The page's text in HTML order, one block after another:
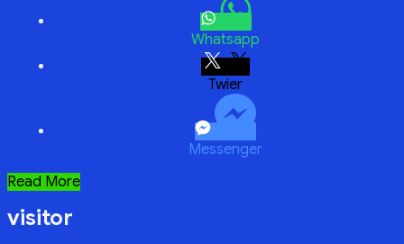
Whatsapp
Twitter
Messenger
নিঃশব্দ
Read More
visitor